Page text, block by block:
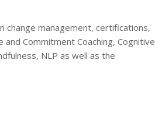
change management, certifications,
Commitment Coaching, Cognitive
NLP as well as the